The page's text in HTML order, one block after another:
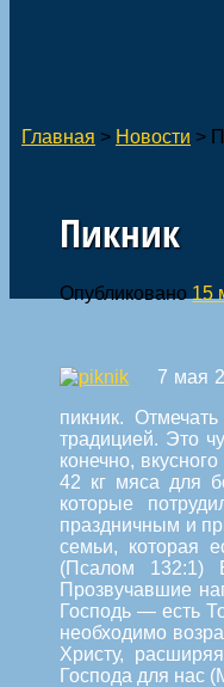
Главная > Новости >
Пикник
Опубликовано 15
7 мая
пикник.
традицией. Это
конечно,
42 кг мяса для
которые
праздничным и
семьи, которая
(Псалом 132:1)
Прозвучавшие
Господь — есть
необходимо
Христу,
Господа для нас